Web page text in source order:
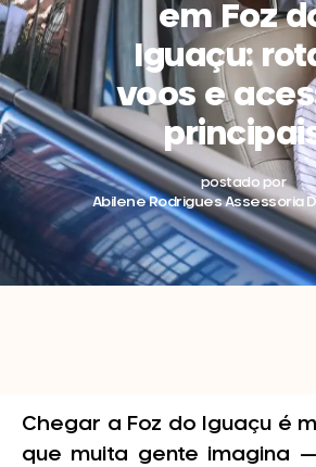
em Foz
Iguaçu:
voos e
postado por
Abilene Rodrigues Assessoria
Chegar a Foz do Iguaçu é
que muita gente imagina